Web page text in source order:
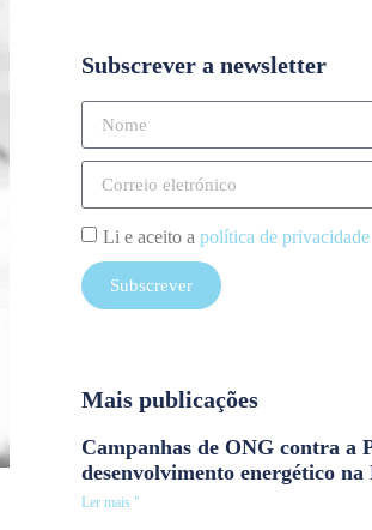
Subscrever a newsletter
Li e aceito a política de privacidade
Subscrever
Mais publicações
Campanhas de ONG contra a
desenvolvimento energético na
Ler mais "